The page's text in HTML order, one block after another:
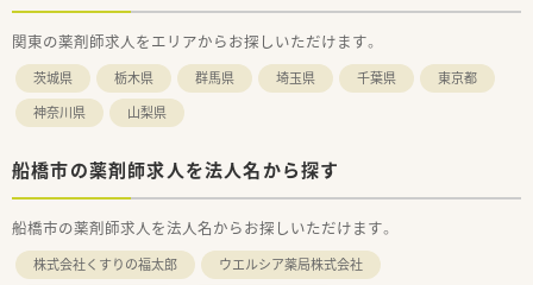
関東の薬剤師求人をエリアからお探しいただけます。
茨城県 栃木県 群馬県 埼玉県 千葉県
東京都
神奈川県
山梨県
船橋市の薬剤師求人を法人名から探す
船橋市の薬剤師求人を法人名からお探しいただけます。
株式会社くすりの福太郎
ウエルシア薬局株式会社